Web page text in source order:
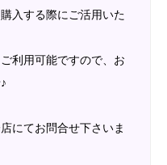
入する際にご活用いた
利用可能ですので、お
にてお問合せ下さいま